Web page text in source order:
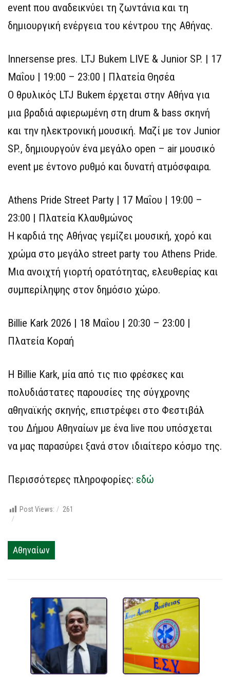
event που αναδεικνύει τη ζωντάνια και τη
δημιουργική ενέργεια του κέντρου της Αθήνας.
Innersense pres. LTJ Bukem LIVE & Junior SP. | 17
Μαΐου | 19:00 – 23:00 | Πλατεία Θησέα
Ο θρυλικός LTJ Bukem έρχεται στην Αθήνα για
μια βραδιά αφιερωμένη στη drum & bass σκηνή
και την ηλεκτρονική μουσική. Μαζί με τον Junior
SP., δημιουργούν ένα μεγάλο open – air μουσικό
event με έντονο ρυθμό και δυνατή ατμόσφαιρα.
Athens Pride Street Party | 17 Μαΐου | 19:00 –
23:00 | Πλατεία Κλαυθμώνος
Η καρδιά της Αθήνας γεμίζει μουσική, χορό και
χρώμα στο μεγάλο street party του Athens Pride.
Μια ανοιχτή γιορτή ορατότητας, ελευθερίας και
συμπερίληψης στον δημόσιο χώρο.
Billie Kark 2026 | 18 Μαΐου | 20:30 – 23:00 |
Πλατεία Κοραή
Η Billie Kark, μία από τις πιο φρέσκες και
πολυδιάστατες παρουσίες της σύγχρονης
αθηναϊκής σκηνής, επιστρέφει στο Φεστιβάλ
του Δήμου Αθηναίων με ένα live που υπόσχεται
να μας παρασύρει ξανά στον ιδιαίτερο κόσμο της.
Περισσότερες πληροφορίες: εδώ
Post Views: 261
Αθηναίων